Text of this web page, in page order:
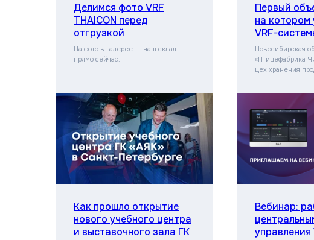
Делимся фото VRF
THAICON перед
отгрузкой
На фото в галерее — наш склад
прямо сейчас.
Первый
на котором
VRF-
Новосибирская
«Птицефабрика
цех хранения
Как прошло открытие
нового учебного центра
и выставочного зала ГК
Вебинар:
управления